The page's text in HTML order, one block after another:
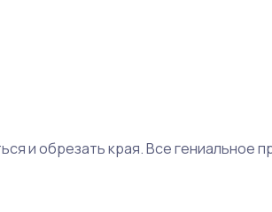
и обрезать края. Все гениальное